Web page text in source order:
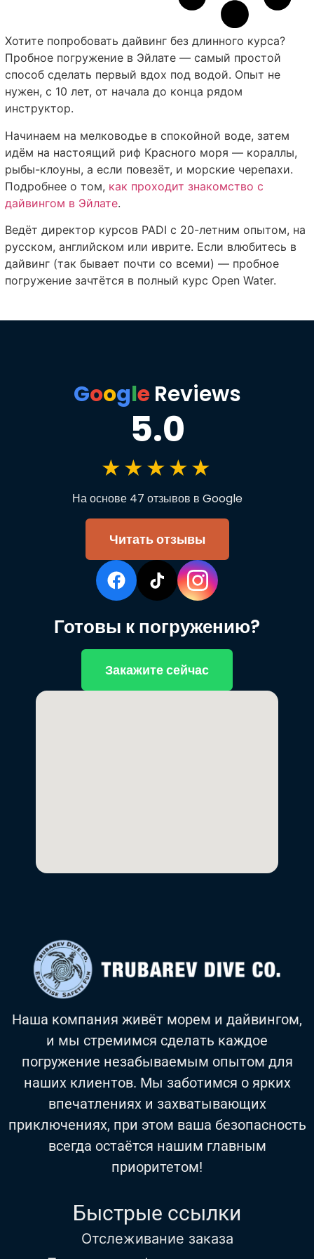
Хотите попробовать дайвинг без длинного курса?
Пробное погружение в Эйлате — самый простой
способ сделать первый вдох под водой. Опыт не
нужен, с 10 лет, от начала до конца рядом
инструктор.
Начинаем на мелководье в спокойной воде, затем
идём на настоящий риф Красного моря — кораллы,
рыбы-клоуны, а если повезёт, и морские черепахи.
Подробнее о том, как проходит знакомство с
дайвингом в Эйлате.
Ведёт директор курсов PADI с 20-летним опытом, на
русском, английском или иврите. Если влюбитесь в
дайвинг (так бывает почти со всеми) — пробное
погружение зачтётся в полный курс Open Water.
Google Reviews
5.0
★★★★★
На основе 47 отзывов в Google
Читать отзывы
Готовы к погружению?
Закажите сейчас
Наша компания живёт морем и дайвингом,
и мы стремимся сделать каждое
погружение незабываемым опытом для
наших клиентов. Мы заботимся о ярких
впечатлениях и захватывающих
приключениях, при этом ваша безопасность
всегда остаётся нашим главным
приоритетом!
Быстрые ссылки
Отслеживание заказа